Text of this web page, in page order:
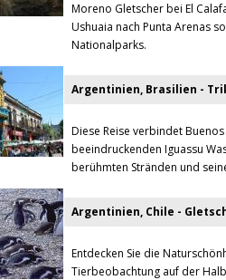
Moreno Gletscher bei El
Ushuaia nach Punta Arenas
Nationalparks.
Argentinien, Brasilien -
Diese Reise verbindet
beeindruckenden Iguassu
berühmten Stränden und
Argentinien, Chile -
Entdecken Sie die
Tierbeobachtung auf der